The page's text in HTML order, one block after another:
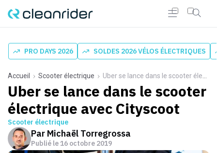
PRO DAYS 2026 SOLDES 2026 VÉLOS ÉLECTRIQUES
Accueil Scooter électrique Uber se lance dans le scooter électrique avec Cityscoot
Uber se lance dans le scooter
électrique avec Cityscoot
Scooter électrique
Par Michaël Torregrossa
Publié le16 octobre 2019